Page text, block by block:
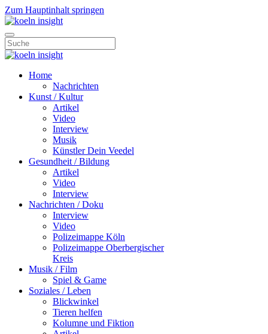
Zum Hauptinhalt springen
Home
Nachrichten
Kunst / Kultur
Artikel
Video
Interview
Musik
Künstler Dein Veedel
Gesundheit / Bildung
Artikel
Video
Interview
Nachrichten / Doku
Interview
Video
Polizeimappe Köln
Polizeimappe Oberbergischer
Kreis
Musik / Film
Spiel & Game
Soziales / Leben
Blickwinkel
Tieren helfen
Kolumne und Fiktion